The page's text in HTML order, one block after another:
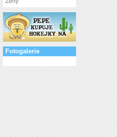
Fotogalerie